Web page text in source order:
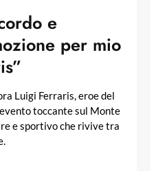
e
per mio
Luigi Ferraris, eroe del
toccante sul Monte
e sportivo che rivive tra